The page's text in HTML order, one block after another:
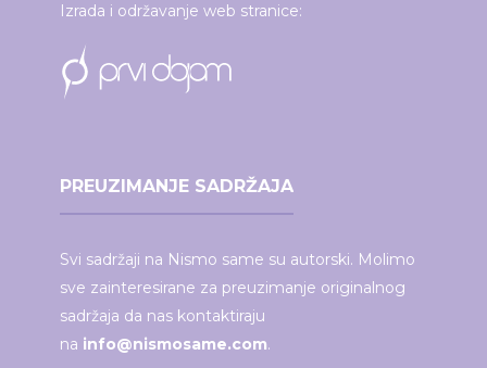
Izrada i održavanje web stranice:
PREUZIMANJE SADRŽAJA
Svi sadržaji na Nismo same su autorski. Molimo
sve zainteresirane za preuzimanje originalnog
sadržaja da nas kontaktiraju
na info@nismosame.com.